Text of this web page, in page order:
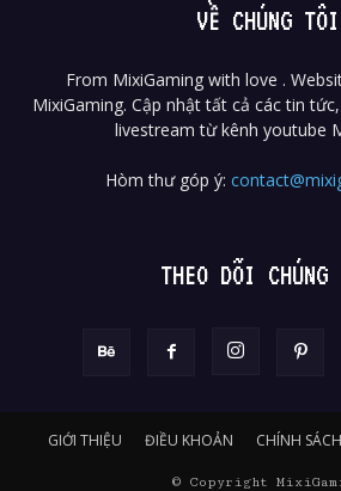
VỀ CHÚNG TÔI
From MixiGaming with love .
MixiGaming. Cập nhật tất cả các tin
livestream từ kênh youtube
Hòm thư góp ý:
THEO DÕI CHÚNG
GIỚI THIỆU ĐIỀU KHOẢN CHÍNH
© Copyright